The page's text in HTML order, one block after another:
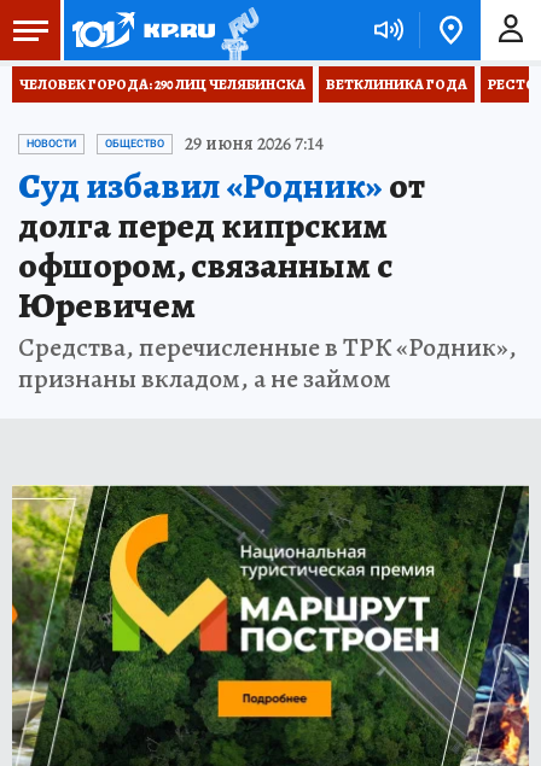
ЧЕЛОВЕК ГОРОДА: 290 ЛИЦ ЧЕЛЯБИНСКА ВЕТКЛИНИКА ГОДА
НОВОСТИ ОБЩЕСТВО 29 июня 2026 7:14
Суд избавил «Родник»от
долга перед кипрским
офшором, связанным с
Юревичем
Средства, перечисленные в ТРК «Родник»,
признаны вкладом, а не займом